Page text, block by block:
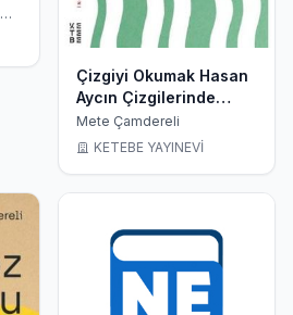
Çizgiyi Okumak Hasan
Aycın Çizgilerinde
Görselin İnşası
Mete Çamdereli
KETEBE YAYINEVİ